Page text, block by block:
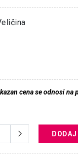
cena se odnosi